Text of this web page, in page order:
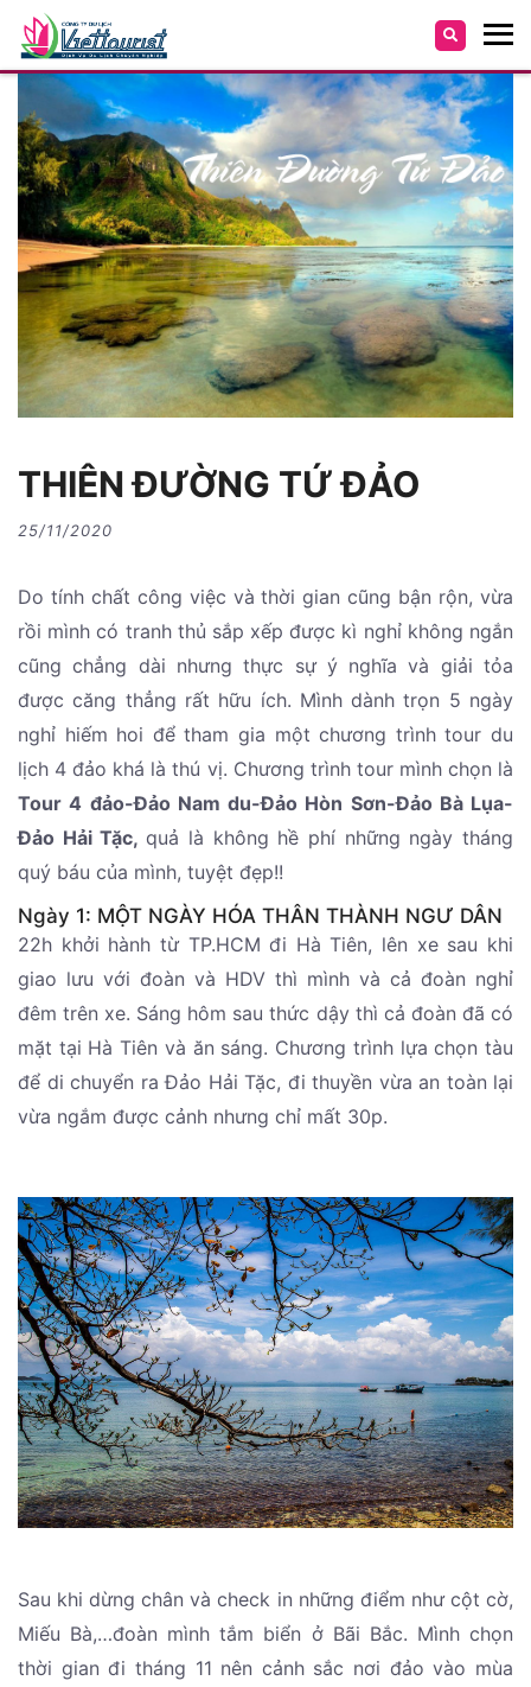
THIÊN ĐƯỜNG TỨ ĐẢO
25/11/2020
Do tính chất công việc và thời gian cũng bận rộn, vừa
rồi mình có tranh thủ sắp xếp được kì nghỉ không ngắn
cũng chẳng dài nhưng thực sự ý nghĩa và giải tỏa
được căng thẳng rất hữu ích. Mình dành trọn 5 ngày
nghỉ hiếm hoi để tham gia một chương trình tour du
lịch 4 đảo khá là thú vị. Chương trình tour mình chọn là
Tour 4 đảo-Đảo Nam du-Đảo Hòn Sơn-Đảo Bà Lụa-
Đảo Hải Tặc,quả là không hề phí những ngày tháng
quý báu của mình, tuyệt đẹp!!
Ngày 1: MỘT NGÀY HÓA THÂN THÀNH NGƯ DÂN
22h khởi hành từ TP.HCM đi Hà Tiên, lên xe sau khi
giao lưu với đoàn và HDV thì mình và cả đoàn nghỉ
đêm trên xe. Sáng hôm sau thức dậy thì cả đoàn đã có
mặt tại Hà Tiên và ăn sáng. Chương trình lựa chọn tàu
để di chuyển ra Đảo Hải Tặc, đi thuyền vừa an toàn lại
vừa ngắm được cảnh nhưng chỉ mất 30p.
Sau khi dừng chân và check in những điểm như cột cờ,
Miếu Bà,…đoàn mình tắm biển ở Bãi Bắc. Mình chọn
thời gian đi tháng 11 nên cảnh sắc nơi đảo vào mùa